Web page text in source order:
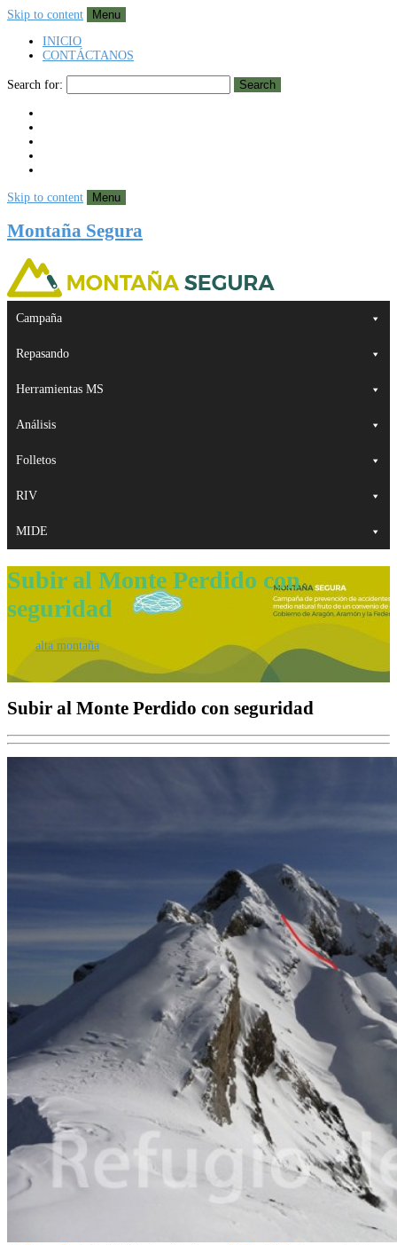
Skip to content
Menu
INICIO
CONTÁCTANOS
Search for: Search
Skip to content Menu
Montaña Segura
Campaña
Repasando
Herramientas MS
Análisis
Folletos
RIV
MIDE
Subir al Monte Perdido con
seguridad
alta montaña
Subir al Monte Perdido con seguridad